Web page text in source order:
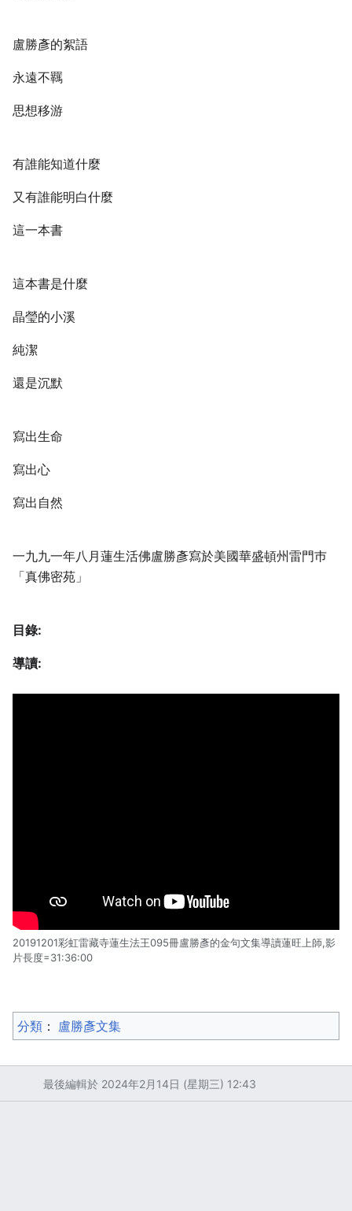
盧勝彥的絮語
永遠不羈
思想移游
有誰能知道什麼
又有誰能明白什麼
這一本書
這本書是什麼
晶瑩的小溪
純潔
還是沉默
寫出生命
寫出心
寫出自然
一九九一年八月蓮生活佛盧勝彥寫於美國華盛頓州雷門巿
「真佛密苑」
目錄:
導讀:
20191201彩虹雷藏寺蓮生法王095冊盧勝彥的金句文集導讀蓮旺上師,影
片長度=31:36:00
分類 ：​ 盧勝彥文集
最後編輯於 2024年2月14日 (星期三) 12:43